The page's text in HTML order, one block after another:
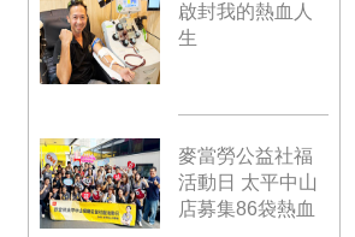
啟封我的熱血人
生
麥當勞公益社福
活動日 太平中山
店募集86袋熱血